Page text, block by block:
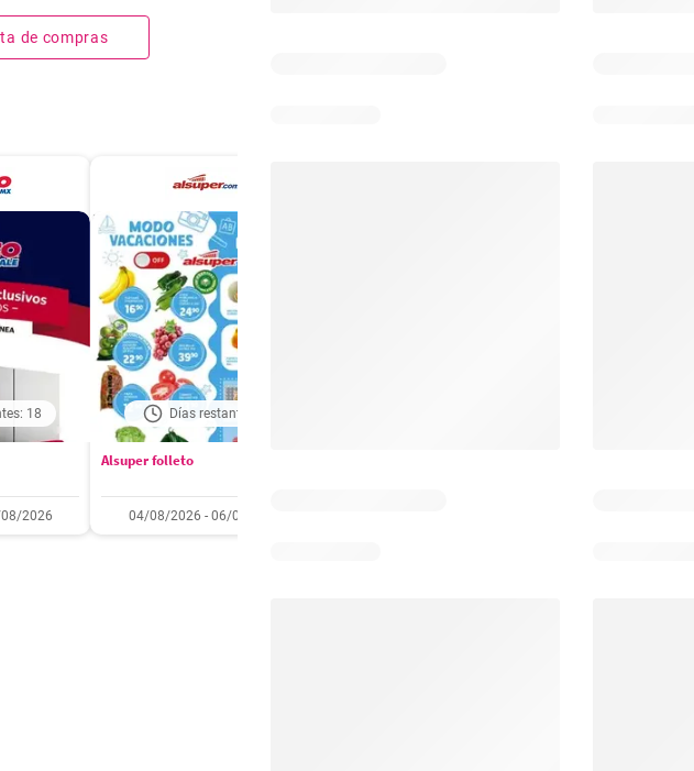
de compras
18
2026
Días restantes: 1
Alsuper folleto
04/08/2026 - 06/08/2026